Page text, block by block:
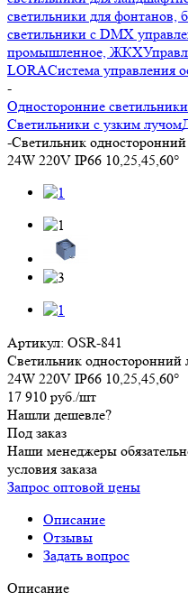
светильники для фонтанов,
светильники с DMX
промышленное, ЖКХ
LORAСистема управления
-
Односторонние светильники
Светильники с узким лучом
-Светильник
24W 220V IP66 10,25,45,60°
Артикул: OSR-841
Светильник
24W 220V IP66 10,25,45,60°
17 910 руб./шт
Нашли дешевле?
Под заказ
Наши менеджеры
условия заказа
Запрос оптовой цены
Описание
Отзывы
Задать вопрос
Описание